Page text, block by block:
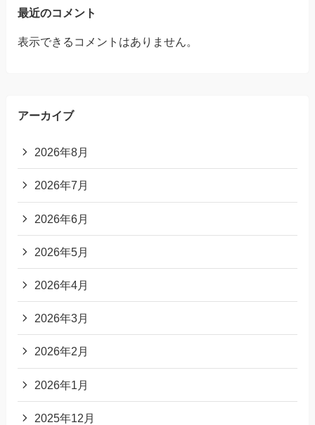
最近のコメント
表示できるコメントはありません。
アーカイブ
2026年8月
2026年7月
2026年6月
2026年5月
2026年4月
2026年3月
2026年2月
2026年1月
2025年12月